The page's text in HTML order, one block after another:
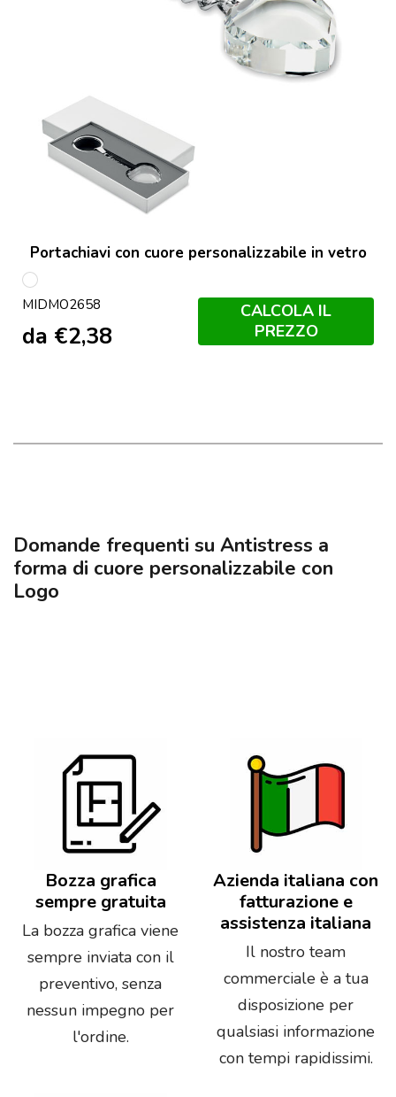
Portachiavi con cuore personalizzabile in vetro
Trasparente
MIDMO2658
da €2,38
CALCOLA IL
PREZZO
Domande frequenti su Antistress a
forma di cuore personalizzabile con
Logo
Bozza grafica
sempre gratuita
La bozza grafica viene
sempre inviata con il
preventivo, senza
nessun impegno per
l'ordine.
Azienda italiana con
fatturazione e
assistenza italiana
Il nostro team
commerciale è a tua
disposizione per
qualsiasi informazione
con tempi rapidissimi.